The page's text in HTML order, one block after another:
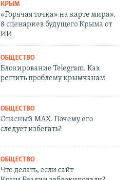
КРЫМ
«Горячая точка» на карте мира».
8 сценариев будущего Крыма от
ИИ
ОБЩЕСТВО
Блокирование Telegram. Как
решить проблему крымчанам
ОБЩЕСТВО
Опасный MAX. Почему его
следует избегать?
ОБЩЕСТВО
Что делать, если сайт